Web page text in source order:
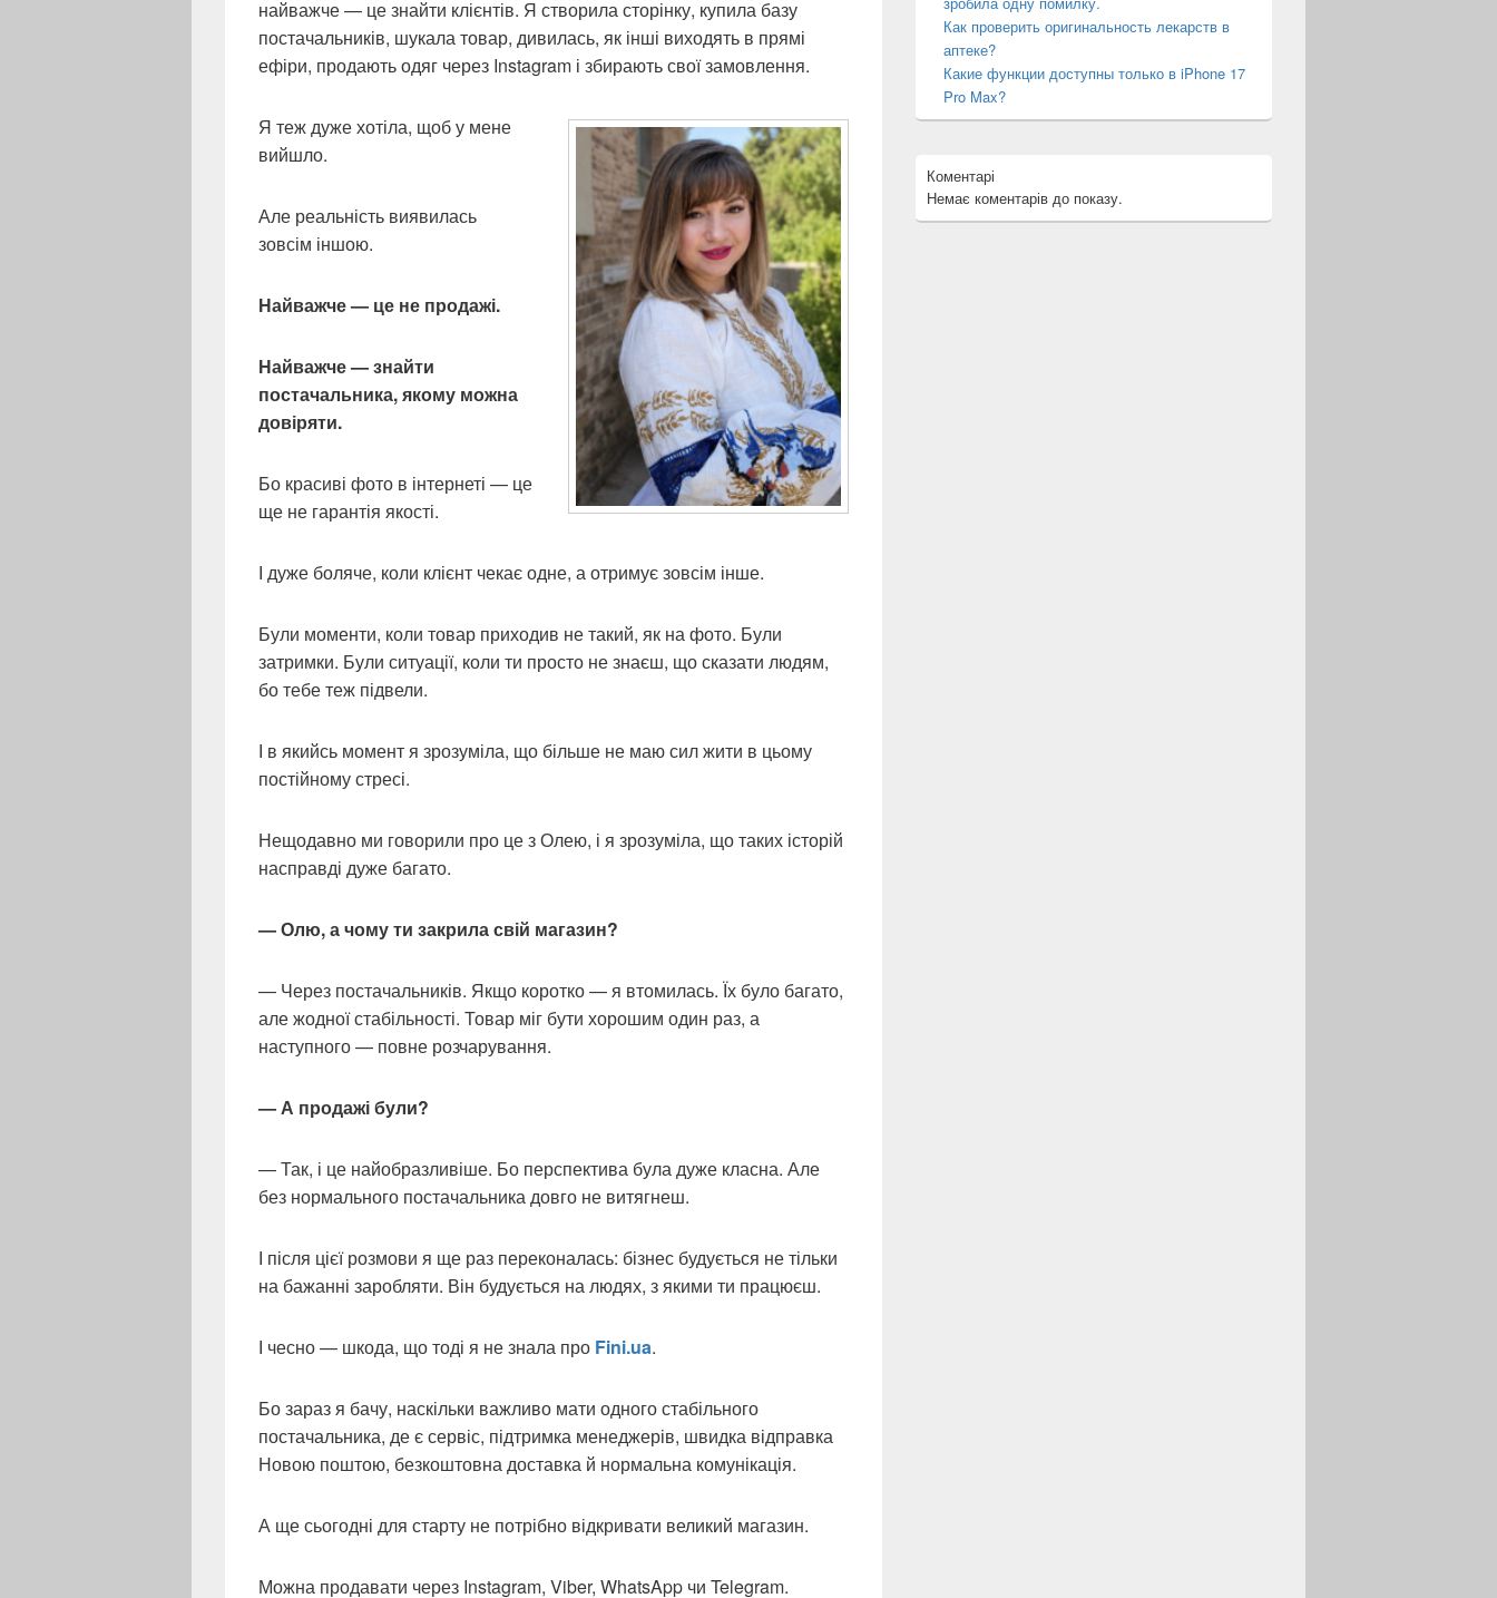
найважче — це знайти клієнтів. Я створила сторінку, купила базу
постачальників, шукала товар, дивилась, як інші виходять в прямі
ефіри, продають одяг через Instagram і збирають свої замовлення.
Я теж дуже хотіла, щоб у мене
вийшло.
Але реальність виявилась
зовсім іншою.
Найважче — це не продажі.
Найважче — знайти
постачальника, якому можна
довіряти.
Бо красиві фото в інтернеті — це
ще не гарантія якості.
І дуже боляче, коли клієнт чекає одне, а отримує зовсім інше.
Були моменти, коли товар приходив не такий, як на фото. Були
затримки. Були ситуації, коли ти просто не знаєш, що сказати людям,
бо тебе теж підвели.
І в якийсь момент я зрозуміла, що більше не маю сил жити в цьому
постійному стресі.
Нещодавно ми говорили про це з Олею, і я зрозуміла, що таких історій
насправді дуже багато.
— Олю, а чому ти закрила свій магазин?
— Через постачальників. Якщо коротко — я втомилась. Їх було багато,
але жодної стабільності. Товар міг бути хорошим один раз, а
наступного — повне розчарування.
— А продажі були?
— Так, і це найобразливіше. Бо перспектива була дуже класна. Але
без нормального постачальника довго не витягнеш.
І після цієї розмови я ще раз переконалась: бізнес будується не тільки
на бажанні заробляти. Він будується на людях, з якими ти працюєш.
І чесно — шкода, що тоді я не знала про Fini.ua.
Бо зараз я бачу, наскільки важливо мати одного стабільного
постачальника, де є сервіс, підтримка менеджерів, швидка відправка
Новою поштою, безкоштовна доставка й нормальна комунікація.
А ще сьогодні для старту не потрібно відкривати великий магазин.
Можна продавати через Instagram, Viber, WhatsApp чи Telegram.
Как проверить оригинальность лекарств в
аптеке?
Какие функции доступны только в iPhone 17
Pro Max?
Коментарі
Немає коментарів до показу.